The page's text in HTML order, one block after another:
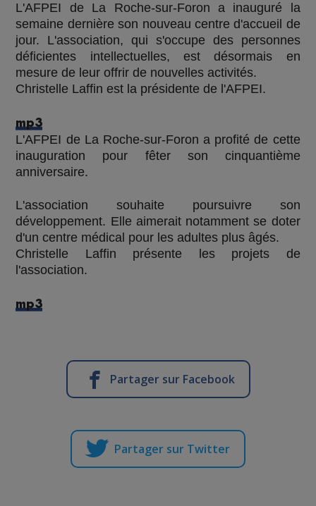
L'AFPEI de La Roche-sur-Foron a inauguré la
semaine dernière son nouveau centre d'accueil de
jour. L'association, qui s'occupe des personnes
déficientes intellectuelles, est désormais en
mesure de leur offrir de nouvelles activités.
Christelle Laffin est la présidente de l'AFPEI.
mp3
L'AFPEI de La Roche-sur-Foron a profité de cette
inauguration pour fêter son cinquantième
anniversaire.
L'association souhaite poursuivre son
développement. Elle aimerait notamment se doter
d'un centre médical pour les adultes plus âgés.
Christelle Laffin présente les projets de
l'association.
mp3
Partager sur Facebook
Partager sur Twitter